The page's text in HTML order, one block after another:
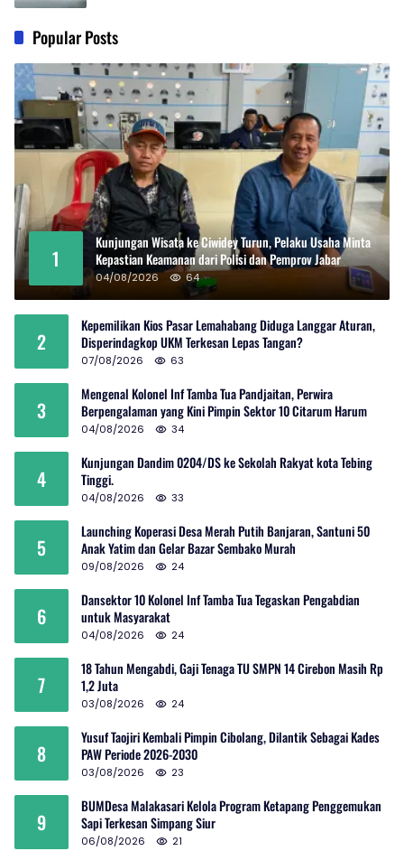
Popular Posts
1
Kunjungan Wisata ke Ciwidey Turun, Pelaku Usaha Minta
Kepastian Keamanan dari Polisi dan Pemprov Jabar
04/08/2026 64
2
Kepemilikan Kios Pasar Lemahabang Diduga Langgar Aturan,
Disperindagkop UKM Terkesan Lepas Tangan?
07/08/2026 63
3
Mengenal Kolonel Inf Tamba Tua Pandjaitan, Perwira
Berpengalaman yang Kini Pimpin Sektor 10 Citarum Harum
04/08/2026 34
4
Kunjungan Dandim 0204/DS ke Sekolah Rakyat kota Tebing
Tinggi.
04/08/2026 33
5
Launching Koperasi Desa Merah Putih Banjaran, Santuni 50
Anak Yatim dan Gelar Bazar Sembako Murah
09/08/2026 24
6
Dansektor 10 Kolonel Inf Tamba Tua Tegaskan Pengabdian
untuk Masyarakat
04/08/2026 24
7
18 Tahun Mengabdi, Gaji Tenaga TU SMPN 14 Cirebon Masih Rp
1,2 Juta
03/08/2026 24
8
Yusuf Taojiri Kembali Pimpin Cibolang, Dilantik Sebagai Kades
PAW Periode 2026-2030
03/08/2026 23
9
BUMDesa Malakasari Kelola Program Ketapang Penggemukan
Sapi Terkesan Simpang Siur
06/08/2026 21